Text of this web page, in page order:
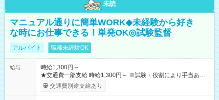
未読
マニュアル通りに簡単WORK◆未経験から好き
な時にお仕事できる！単発OK◎試験監督
アルバイト 職種未経験OK
給与
時給1,300円～
★交通費一部支給 時給1,300円～ ※試験・役割により手当あり
※勤務回数により昇給あり 【即給（前払い）オプションあ
り！】 希望される場合、勤務から1週間ほどで給与の一部を受け
交通費別途支給あり